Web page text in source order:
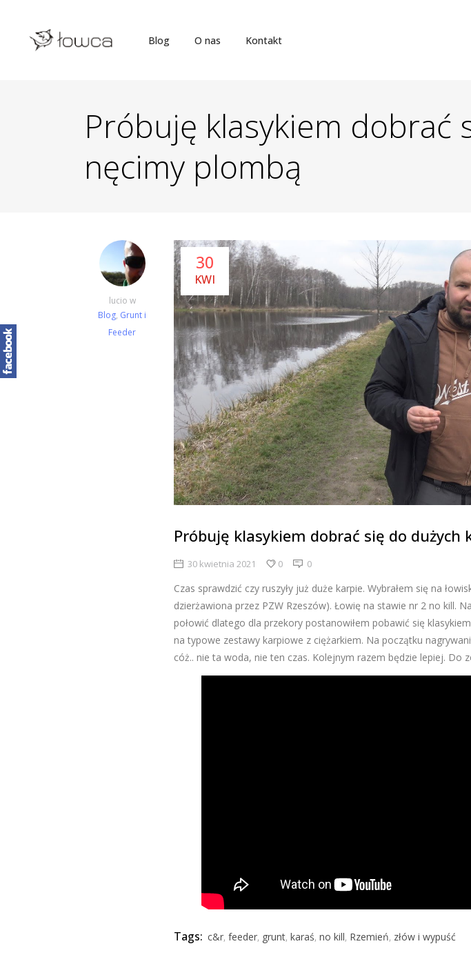
Blog O nas Kontakt
Próbuję klasykiem dobrać
nęcimy plombą
lucio w
Blog, Grunt i
Feeder
30
KWI
Próbuję klasykiem dobrać się do dużych
30 kwietnia 2021 0 0
Czas sprawdzić czy ruszyły już duże karpie. Wybrałem się na
dzierżawiona przez PZW Rzeszów). Łowię na stawie nr 2 no kill.
połowić dlatego dla przekory postanowiłem pobawić się
na typowe zestawy karpiowe z ciężarkiem. Na początku
cóż.. nie ta woda, nie ten czas. Kolejnym razem będzie lepiej. Do
Tags: c&r, feeder, grunt, karaś, no kill, Rzemień, złów i wypuść